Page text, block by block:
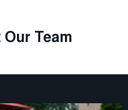
Our Team